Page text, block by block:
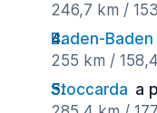
246,7 km /
Baden-Baden
255 km /
Stoccarda a